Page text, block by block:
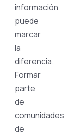
información
puede
marcar
la
diferencia.
Formar
parte
de
comunidades
de